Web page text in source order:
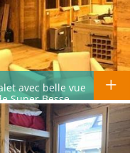
avec belle vue
Super Besse